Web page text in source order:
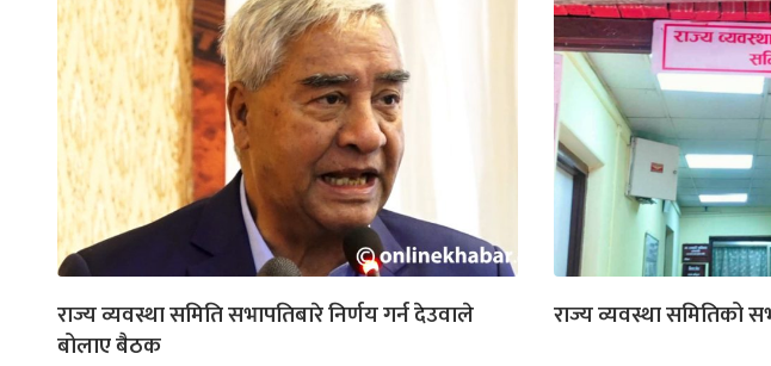
राज्य व्यवस्था समिति सभापतिबारे निर्णय गर्न देउवाले
बोलाए बैठक
राज्य व्यवस्था समितिको